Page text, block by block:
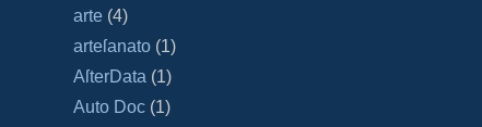
arte (4)
arteſanato (1)
AſterData (1)
Auto Doc (1)